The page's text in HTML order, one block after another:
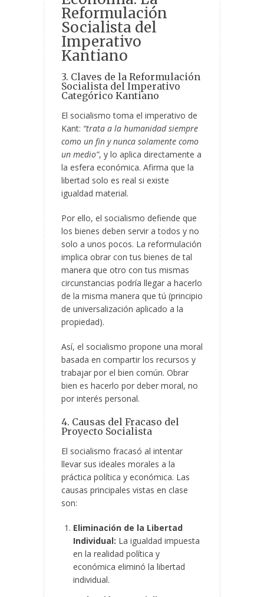
Reformulación
Socialista del
Imperativo
Kantiano
3. Claves de la Reformulación
Socialista del Imperativo
Categórico Kantiano
El socialismo toma el imperativo de
Kant: “trata a la humanidad siempre
como un fin y nunca solamente como
un medio”, y lo aplica directamente a
la esfera económica. Afirma que la
libertad solo es real si existe
igualdad material.
Por ello, el socialismo defiende que
los bienes deben servir a todos y no
solo a unos pocos. La reformulación
implica obrar con tus bienes de tal
manera que otro con tus mismas
circunstancias podría llegar a hacerlo
de la misma manera que tú (principio
de universalización aplicado a la
propiedad).
Así, el socialismo propone una moral
basada en compartir los recursos y
trabajar por el bien común. Obrar
bien es hacerlo por deber moral, no
por interés personal.
4. Causas del Fracaso del
Proyecto Socialista
El socialismo fracasó al intentar
llevar sus ideales morales a la
práctica política y económica. Las
causas principales vistas en clase
son:
Eliminación de la Libertad
Individual: La igualdad impuesta
en la realidad política y
económica eliminó la libertad
individual.